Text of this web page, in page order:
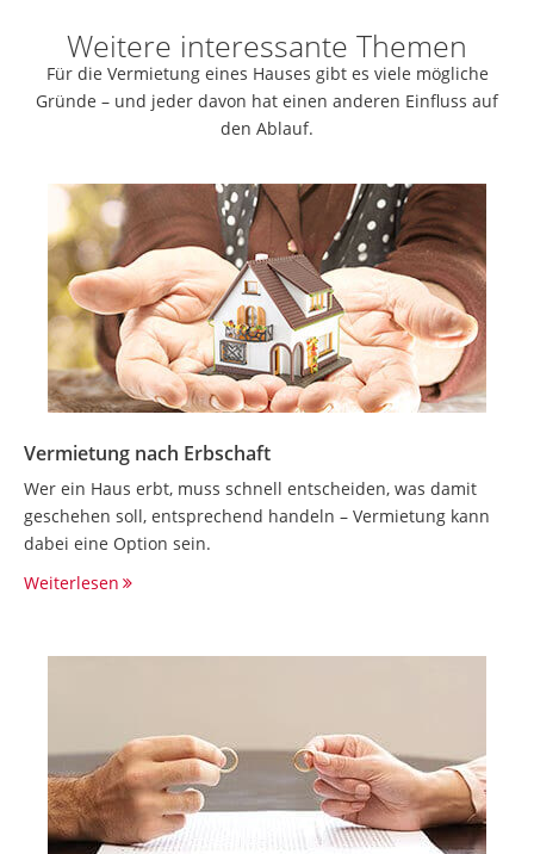
Weitere interessante Themen
Für die Vermietung eines Hauses gibt es viele mögliche
Gründe – und jeder davon hat einen anderen Einfluss auf
den Ablauf.
Vermietung nach Erbschaft
Wer ein Haus erbt, muss schnell entscheiden, was damit
geschehen soll, entsprechend handeln – Vermietung kann
dabei eine Option sein.
Weiterlesen